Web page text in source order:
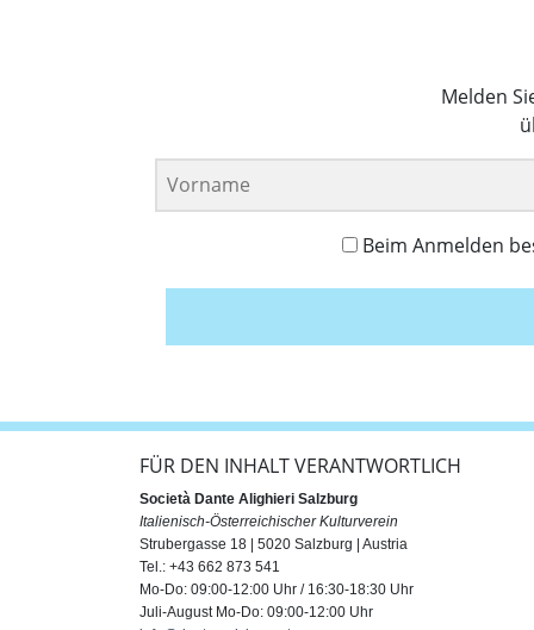
Melden
Beim Anmelden
FÜR DEN INHALT VERANTWORTLICH
Società Dante Alighieri Salzburg
Italienisch-Österreichischer Kulturverein
Strubergasse 18 | 5020 Salzburg | Austria
Tel.: +43 662 873 541
Mo-Do: 09:00-12:00 Uhr / 16:30-18:30 Uhr
Juli-August Mo-Do: 09:00-12:00 Uhr